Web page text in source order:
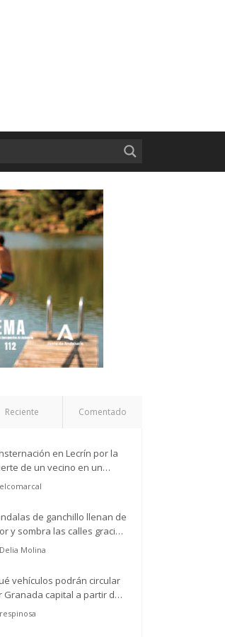
Reciente Comentado
en Lecrín por la
de un vecino en un
de camión
elcomarcal
de ganchillo llenan de
y sombra las calles gracias
Asociación de Vecinos Río
Delia Molina
vehículos podrán circular
Granada capital a partir del
1 de abril?
respinosa